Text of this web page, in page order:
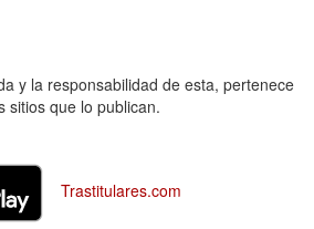
y la responsabilidad de esta, pertenece
sitios que lo publican.
Trastitulares.com